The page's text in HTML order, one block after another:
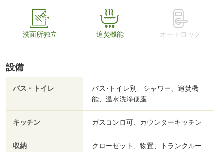
洗面所独立 追焚機能 オートロック
設備
バス・トイレ
バス･トイレ別、シャワー、追焚機
能、温水洗浄便座
キッチン ガスコンロ可、カウンターキッチン
収納
クローゼット、物置、トランクルー